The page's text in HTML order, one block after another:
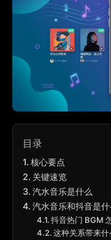
目录
核心要点
关键速览
汽水音乐是什么
汽水音乐和抖音是
抖音热门 BGM
这种关系带来什